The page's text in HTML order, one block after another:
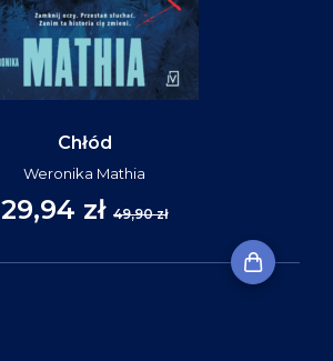
Chłód
Weronika Mathia
29,94 zł 49,90 zł